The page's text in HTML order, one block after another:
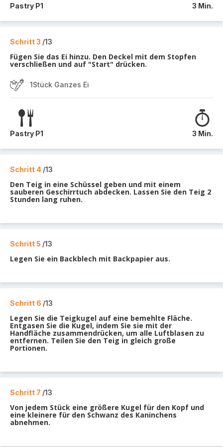
Pastry P1 3 Min.
Schritt 3 /13
Fügen Sie das Ei hinzu. Den Deckel mit dem Stopfen
verschließen und auf "Start" drücken.
1Stück Ganzes Ei
Pastry P1 3 Min.
Schritt 4 /13
Den Teig in eine Schüssel geben und mit einem
sauberen Geschirrtuch abdecken. Lassen Sie den Teig 2
Stunden lang ruhen.
Schritt 5 /13
Legen Sie ein Backblech mit Backpapier aus.
Schritt 6 /13
Legen Sie die Teigkugel auf eine bemehlte Fläche.
Entgasen Sie die Kugel, indem Sie sie mit der
Handfläche zusammendrücken, um alle Luftblasen zu
entfernen. Teilen Sie den Teig in gleich große
Portionen.
Schritt 7 /13
Von jedem Stück eine größere Kugel für den Kopf und
eine kleinere für den Schwanz des Kaninchens
abnehmen.